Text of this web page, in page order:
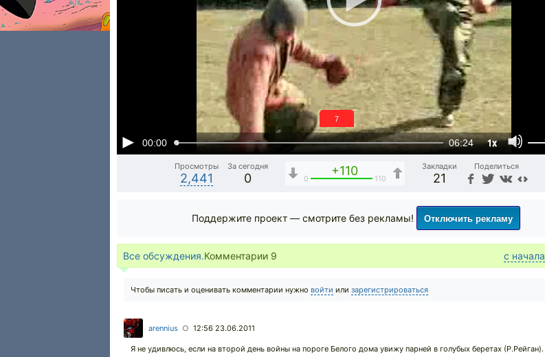
00:00 06:24 1x
6
Просмотры
2,441
За сегодня
0
+110
0 110
Закладки
21
Поделиться
Поддержите проект — смотрите без рекламы! Отключить рекламу
Все обсуждения.Комментарии 9 с начала
Чтобы писать и оценивать комментарии нужно войти или зарегистрироваться
arennius ○ 12:56 23.06.2011
Я не удивлюсь, если на второй день войны на пороге Белого дома увижу парней в голубых беретах (Р.Рейган).